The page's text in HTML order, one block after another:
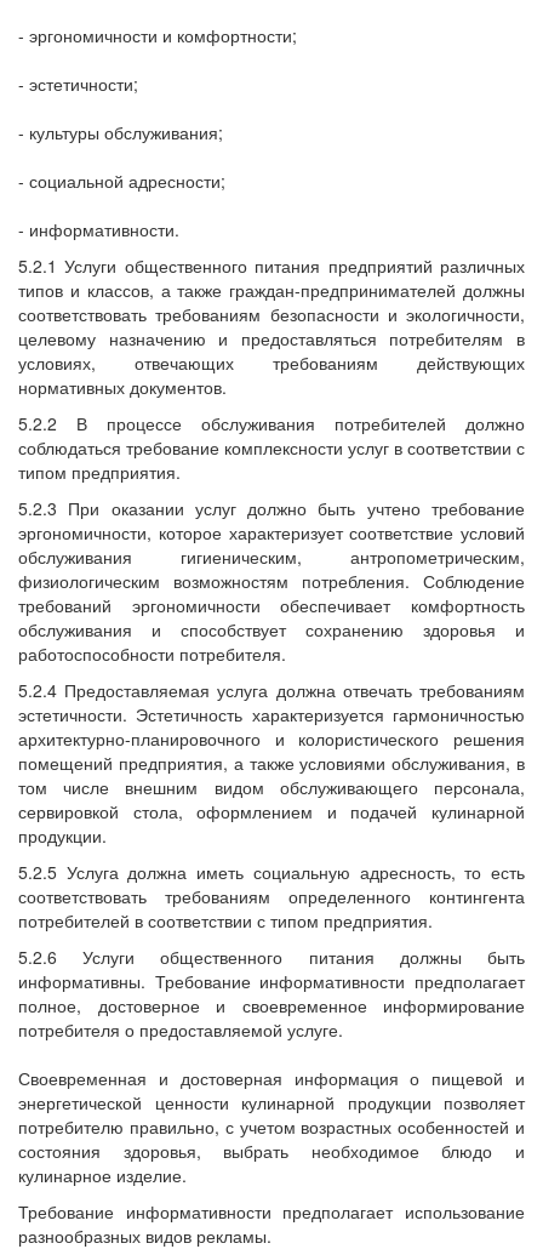
- эргономичности и комфортности;
- эстетичности;
- культуры обслуживания;
- социальной адресности;
- информативности.
5.2.1 Услуги общественного питания предприятий различных
типов и классов, а также граждан-предпринимателей должны
соответствовать требованиям безопасности и экологичности,
целевому назначению и предоставляться потребителям в
условиях, отвечающих требованиям действующих
нормативных документов.
5.2.2 В процессе обслуживания потребителей должно
соблюдаться требование комплексности услуг в соответствии с
типом предприятия.
5.2.3 При оказании услуг должно быть учтено требование
эргономичности, которое характеризует соответствие условий
обслуживания гигиеническим, антропометрическим,
физиологическим возможностям потребления. Соблюдение
требований эргономичности обеспечивает комфортность
обслуживания и способствует сохранению здоровья и
работоспособности потребителя.
5.2.4 Предоставляемая услуга должна отвечать требованиям
эстетичности. Эстетичность характеризуется гармоничностью
архитектурно-планировочного и колористического решения
помещений предприятия, а также условиями обслуживания, в
том числе внешним видом обслуживающего персонала,
сервировкой стола, оформлением и подачей кулинарной
продукции.
5.2.5 Услуга должна иметь социальную адресность, то есть
соответствовать требованиям определенного контингента
потребителей в соответствии с типом предприятия.
5.2.6 Услуги общественного питания должны быть
информативны. Требование информативности предполагает
полное, достоверное и своевременное информирование
потребителя о предоставляемой услуге.
Своевременная и достоверная информация о пищевой и
энергетической ценности кулинарной продукции позволяет
потребителю правильно, с учетом возрастных особенностей и
состояния здоровья, выбрать необходимое блюдо и
кулинарное изделие.
Требование информативности предполагает использование
разнообразных видов рекламы.